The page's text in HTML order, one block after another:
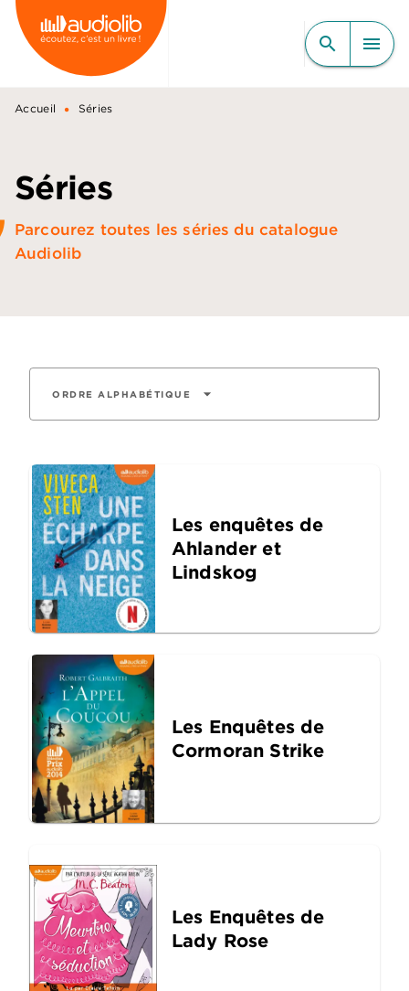
MENU RECHERCHE
CONTENU
PIED DE PAGE
search menu
Accueil • Séries
Séries
Parcourez toutes les séries du catalogue
Audiolib
ORDRE ALPHABÉTIQUE arrow_drop_down
Les enquêtes de
Ahlander et
Lindskog
Les Enquêtes de
Cormoran Strike
Les Enquêtes de
Lady Rose